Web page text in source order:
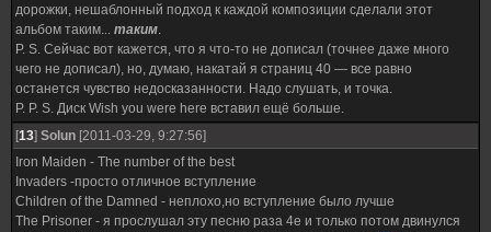
дорожки, нешаблонный подход к каждой композиции сделали этот
альбом таким... таким.
P. S. Сейчас вот кажется, что я что-то не дописал (точнее даже много
чего не дописал), но, думаю, накатай я страниц 40 — все равно
останется чувство недосказанности. Надо слушать, и точка.
P. P. S. Диск Wish you were here вставил ещё больше.
[13] Solun [2011-03-29, 9:27:56]
Iron Maiden - The number of the best
Invaders -просто отличное вступление
Children of the Damned - неплохо,но вступление было лучше
The Prisoner - я прослушал эту песню раза 4е и только потом двинулся